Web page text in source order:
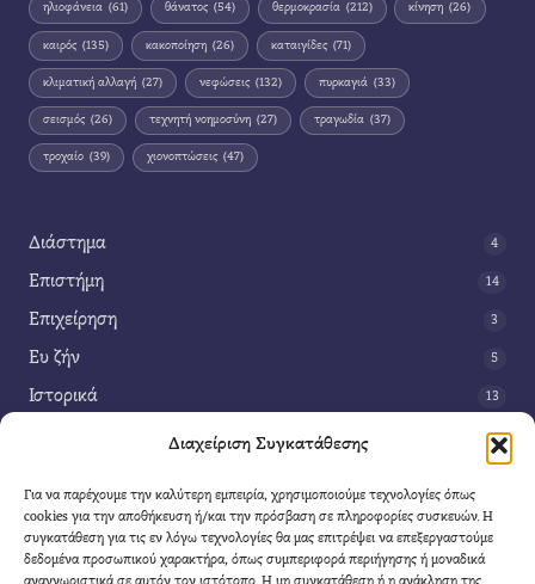
Διαχείριση Συγκατάθεσης
Για να παρέχουμε την καλύτερη εμπειρία, χρησιμοποιούμε τεχνολογίες όπως
cookies για την αποθήκευση ή/και την πρόσβαση σε πληροφορίες συσκευών. Η
συγκατάθεση για τις εν λόγω τεχνολογίες θα μας επιτρέψει να επεξεργαστούμε
δεδομένα προσωπικού χαρακτήρα, όπως συμπεριφορά περιήγησης ή μοναδικά
ηλιοφάνεια (61) θάνατος (54) θερμοκρασία (212) κίνηση (26)
καιρός (135) κακοποίηση (26) καταιγίδες (71)
κλιματική αλλαγή (27) νεφώσεις (132) πυρκαγιά (33)
σεισμός (26) τεχνητή νοημοσύνη (27) τραγωδία (37)
τροχαίο (39) χιονοπτώσεις (47)
Διάστημα 4
Επιστήμη 14
Επιχείρηση 3
Ευ ζήν 5
Ιστορικά 13
42
Τέχνη 3
Τεχνολογία